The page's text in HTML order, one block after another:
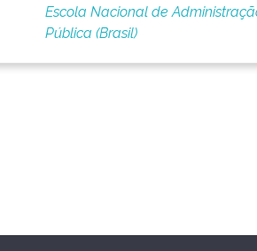
Escola Nacional de
Pública (Brasil)